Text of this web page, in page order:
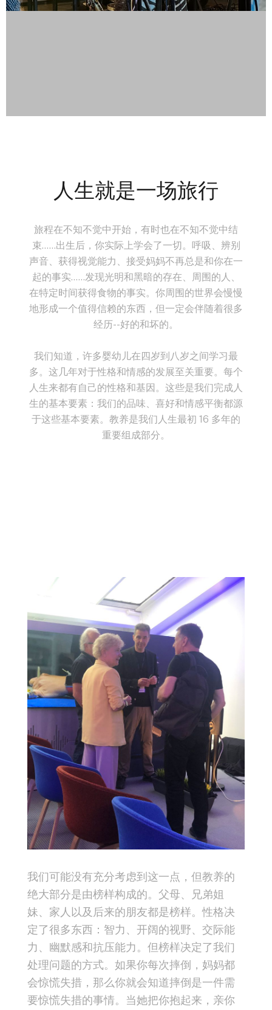
人生就是一场旅行
旅程在不知不觉中开始，有时也在不知不觉中结
束......出生后，你实际上学会了一切。呼吸、辨别
声音、获得视觉能力、接受妈妈不再总是和你在一
起的事实......发现光明和黑暗的存在、周围的人、
在特定时间获得食物的事实。你周围的世界会慢慢
地形成一个值得信赖的东西，但一定会伴随着很多
经历--好的和坏的。
我们知道，许多婴幼儿在四岁到八岁之间学习最
多。这几年对于性格和情感的发展至关重要。每个
人生来都有自己的性格和基因。这些是我们完成人
生的基本要素：我们的品味、喜好和情感平衡都源
于这些基本要素。教养是我们人生最初 16 多年的
重要组成部分。
我们可能没有充分考虑到这一点，但教养的
绝大部分是由榜样构成的。父母、兄弟姐
妹、家人以及后来的朋友都是榜样。性格决
定了很多东西：智力、开阔的视野、交际能
力、幽默感和抗压能力。但榜样决定了我们
处理问题的方式。如果你每次摔倒，妈妈都
会惊慌失措，那么你就会知道摔倒是一件需
要惊慌失措的事情。当她把你抱起来，亲你